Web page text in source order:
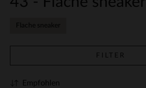
Flache sneaker
FILTER
Empfohlen